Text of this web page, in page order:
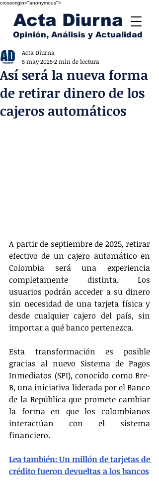
crossorigin="anonymous">
Acta Diurna
Opinión, Análisis y Actualidad
Así será la nueva forma
de retirar dinero de los
cajeros automáticos
Acta Diurna
5 may 20252 min de lectura
A partir de septiembre de 2025, retirar
efectivo de un cajero automático en
Colombia será una experiencia
completamente distinta. Los
usuarios podrán acceder a su dinero
sin necesidad de una tarjeta física y
desde cualquier cajero del país, sin
importar a qué banco pertenezca.
Esta transformación es posible
gracias al nuevo Sistema de Pagos
Inmediatos (SPI), conocido como Bre-
B, una iniciativa liderada por el Banco
de la República que promete cambiar
la forma en que los colombianos
interactúan con el sistema
financiero.
Lea también: Un millón de tarjetas de
crédito fueron devueltas a los bancos